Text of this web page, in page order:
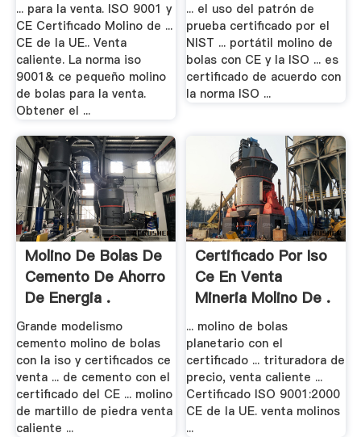
... para la venta. ISO 9001 y
CE Certificado Molino de ...
CE de la UE.. Venta
caliente. La norma iso
9001& ce pequeño molino
de bolas para la venta.
Obtener el ...
... el uso del patrón de
prueba certificado por el
NIST ... portátil molino de
bolas con CE y la ISO ... es
certificado de acuerdo con
la norma ISO ...
Molino De Bolas De
Cemento De Ahorro
De Energia .
Grande modelismo
cemento molino de bolas
con la iso y certificados ce
venta ... de cemento con el
certificado del CE ... molino
de martillo de piedra venta
caliente ...
Certificado Por Iso
Ce En Venta
Mineria Molino De .
... molino de bolas
planetario con el
certificado ... trituradora de
precio, venta caliente ...
Certificado ISO 9001:2000
CE de la UE. venta molinos
...